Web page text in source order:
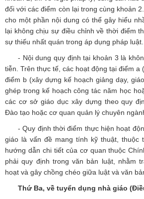
đối với các điểm còn lại trong cùng khoản
cho một phần nội dung có thể gây hiểu
lại không chịu sự điều chỉnh về thời điểm
sự thiếu nhất quán trong áp dụng pháp luật.
- Nội dung quy định tại khoản 3 là
tiễn. Trên thực tế, các hoạt động tại điểm a
điểm b (xây dựng kế hoạch giảng dạy,
ghép trong kế hoạch công tác năm học
các cơ sở giáo dục xây dựng theo quy
Đào tạo hoặc cơ quan quản lý chuyên
- Quy định thời điểm thực hiện hoạt
giáo là vấn đề mang tính kỹ thuật, thuộc
hướng dẫn chi tiết của cơ quan thuộc
phải quy định trong văn bản luật, nhằm
hoạt và gây chồng chéo giữa luật và văn
Thứ Ba, về tuyển dụng nhà giáo